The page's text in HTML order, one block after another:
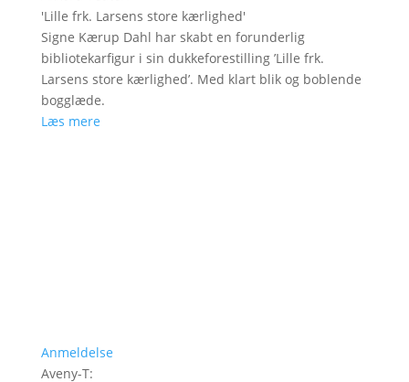
'Lille frk. Larsens store kærlighed'
Signe Kærup Dahl har skabt en forunderlig
bibliotekarfigur i sin dukkeforestilling ’Lille frk.
Larsens store kærlighed’. Med klart blik og boblende
bogglæde.
Læs mere
Anmeldelse
Aveny-T: